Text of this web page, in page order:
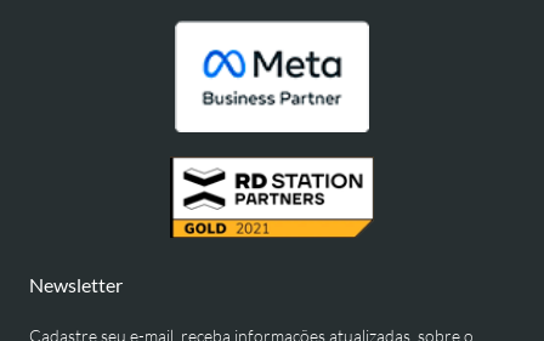
Newsletter
Cadastre seu e-mail, receba informações atualizadas, sobre o